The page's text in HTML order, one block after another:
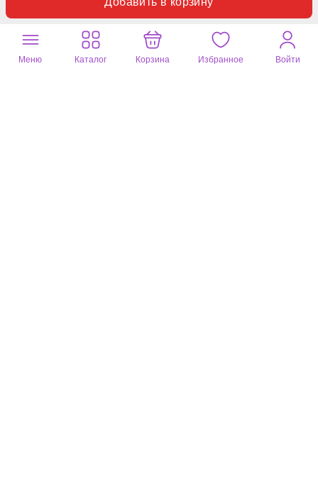
Меню Каталог Корзина Избранное Войти